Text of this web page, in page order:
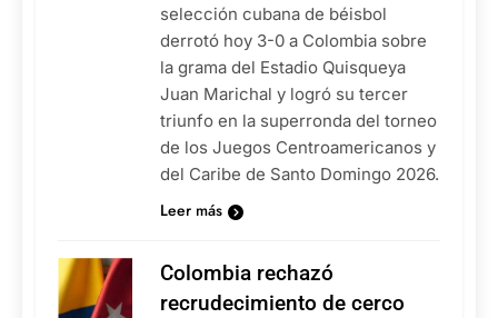
selección cubana de béisbol
derrotó hoy 3-0 a Colombia sobre
la grama del Estadio Quisqueya
Juan Marichal y logró su tercer
triunfo en la superronda del torneo
de los Juegos Centroamericanos y
del Caribe de Santo Domingo 2026.
Leer más
Colombia rechazó
recrudecimiento de cerco